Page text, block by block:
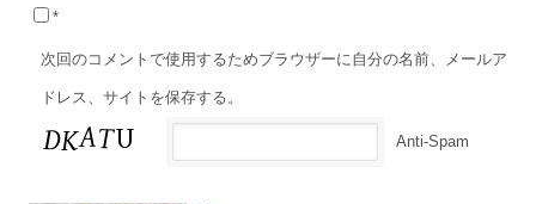
次回のコメントで使用するためブラウザーに自分の名前、メールア
ドレス、サイトを保存する。
Anti-Spam
*